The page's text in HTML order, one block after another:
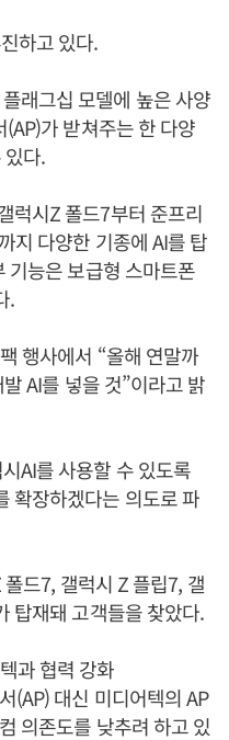
하고 있다.
래그십 모델에 높은 사양
가 받쳐주는 한 다양
다.
럭시Z 폴드7부터 준프리
지 다양한 기종에 AI를 탑
기능은 보급형 스마트폰
.
행사에서 “올해 연말까
AI를 넣을 것”이라고 밝
AI를 사용할 수 있도록
확장하겠다는 의도로 파
드7, 갤럭시 Z 플립7, 갤
탑재돼 고객들을 찾았다.
과 협력 강화
(AP) 대신 미디어텍의 AP
의존도를 낮추려 하고 있